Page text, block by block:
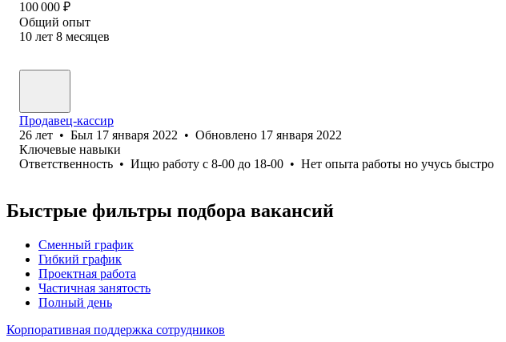
100 000 ₽
Общий опыт
10 лет 8 месяцев
Продавец-кассир
26 лет • Был 17 января 2022 • Обновлено 17 января 2022
Ключевые навыки
Ответственность • Ищю работу с 8-00 до 18-00 • Нет опыта работы но учусь быстро
Быстрые фильтры подбора вакансий
Сменный график
Гибкий график
Проектная работа
Частичная занятость
Полный день
Корпоративная поддержка сотрудников